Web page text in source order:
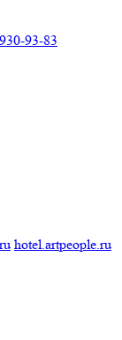
93-83
hotel.artpeople.ru